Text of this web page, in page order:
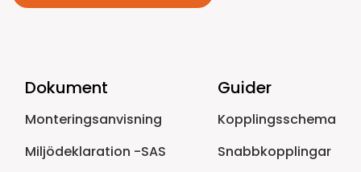
Dokument
Monteringsanvisning
Miljödeklaration -SAS
Guider
Kopplingsschema
Snabbkopplingar